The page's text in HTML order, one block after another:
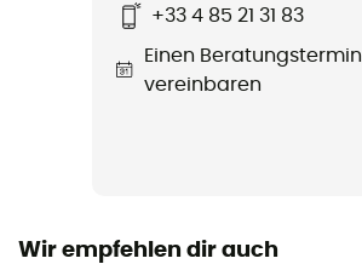
+33 4 85 21 31 83
Einen Beratungstermin
vereinbaren
Wir empfehlen dir auch